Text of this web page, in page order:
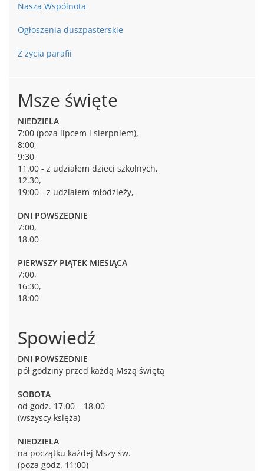
Nasza Wspólnota
Ogłoszenia duszpasterskie
Z życia parafii
Msze święte
NIEDZIELA
7:00 (poza lipcem i sierpniem),
8:00,
9:30,
11.00 - z udziałem dzieci szkolnych,
12.30,
19:00 - z udziałem młodzieży,
DNI POWSZEDNIE
7:00,
18.00
PIERWSZY PIĄTEK MIESIĄCA
7:00,
16:30,
18:00
Spowiedź
DNI POWSZEDNIE
pół godziny przed każdą Mszą świętą
SOBOTA
od godz. 17.00 – 18.00
(wszyscy księża)
NIEDZIELA
na początku każdej Mszy św.
(poza godz. 11:00)